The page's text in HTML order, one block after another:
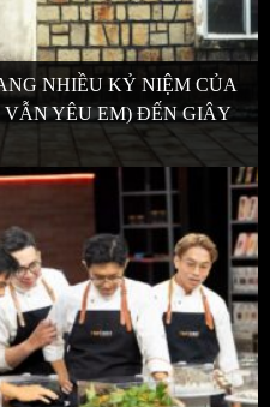
NHIỀU KỶ NIỆM CỦA
YÊU EM) ĐẾN GIÂY